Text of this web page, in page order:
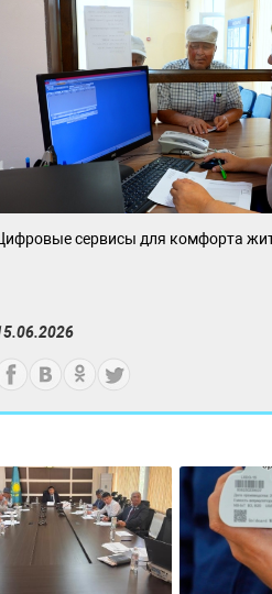
Цифровые сервисы для комфорта